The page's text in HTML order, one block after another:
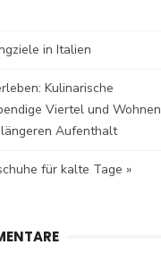
in Italien
Kulinarische
Viertel und Wohnen
Aufenthalt
für kalte Tage »